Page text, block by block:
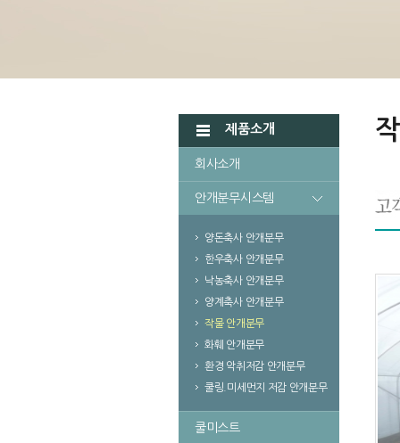
제품소개
회사소개
안개분무시스템
양돈축사 안개분무
한우축사 안개분무
낙농축사 안개분무
양계축사 안개분무
작물 안개분무
화훼 안개분무
환경 악취저감 안개분무
쿨링.미세먼지 저감 안개분무
쿨미스트